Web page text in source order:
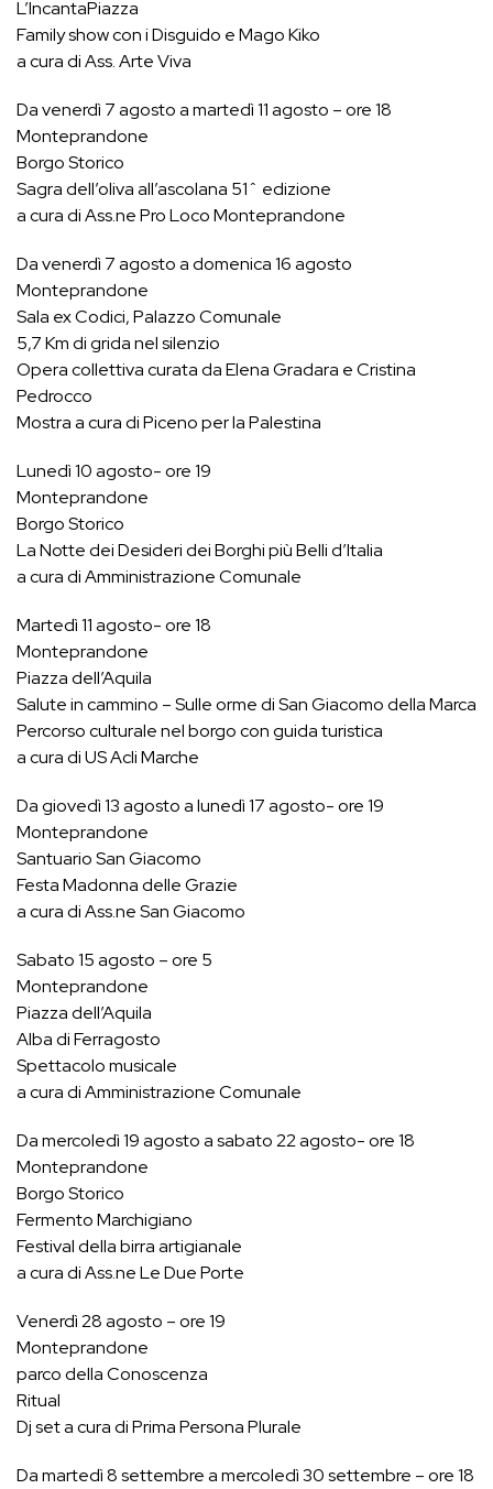
L’IncantaPiazza
Family show con i Disguido e Mago Kiko
a cura di Ass. Arte Viva
Da venerdì 7 agosto a martedì 11 agosto – ore 18
Monteprandone
Borgo Storico
Sagra dell’oliva all’ascolana 51ˆ edizione
a cura di Ass.ne Pro Loco Monteprandone
Da venerdì 7 agosto a domenica 16 agosto
Monteprandone
Sala ex Codici, Palazzo Comunale
5,7 Km di grida nel silenzio
Opera collettiva curata da Elena Gradara e Cristina
Pedrocco
Mostra a cura di Piceno per la Palestina
Lunedì 10 agosto- ore 19
Monteprandone
Borgo Storico
La Notte dei Desideri dei Borghi più Belli d’Italia
a cura di Amministrazione Comunale
Martedì 11 agosto- ore 18
Monteprandone
Piazza dell’Aquila
Salute in cammino – Sulle orme di San Giacomo della Marca
Percorso culturale nel borgo con guida turistica
a cura di US Acli Marche
Da giovedì 13 agosto a lunedì 17 agosto- ore 19
Monteprandone
Santuario San Giacomo
Festa Madonna delle Grazie
a cura di Ass.ne San Giacomo
Sabato 15 agosto – ore 5
Monteprandone
Piazza dell’Aquila
Alba di Ferragosto
Spettacolo musicale
a cura di Amministrazione Comunale
Da mercoledì 19 agosto a sabato 22 agosto- ore 18
Monteprandone
Borgo Storico
Fermento Marchigiano
Festival della birra artigianale
a cura di Ass.ne Le Due Porte
Venerdì 28 agosto – ore 19
Monteprandone
parco della Conoscenza
Ritual
Dj set a cura di Prima Persona Plurale
Da martedì 8 settembre a mercoledì 30 settembre – ore 18